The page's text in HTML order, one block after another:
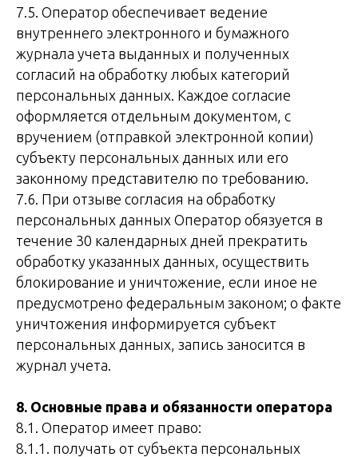
7.5. Оператор обеспечивает ведение
внутреннего электронного и бумажного
журнала учета выданных и полученных
согласий на обработку любых категорий
персональных данных. Каждое согласие
оформляется отдельным документом, с
вручением (отправкой электронной копии)
субъекту персональных данных или его
законному представителю по требованию.
7.6. При отзыве согласия на обработку
персональных данных Оператор обязуется в
течение 30 календарных дней прекратить
обработку указанных данных, осуществить
блокирование и уничтожение, если иное не
предусмотрено федеральным законом; о факте
уничтожения информируется субъект
персональных данных, запись заносится в
журнал учета.
8. Основные права и обязанности оператора
8.1. Оператор имеет право:
8.1.1. получать от субъекта персональных